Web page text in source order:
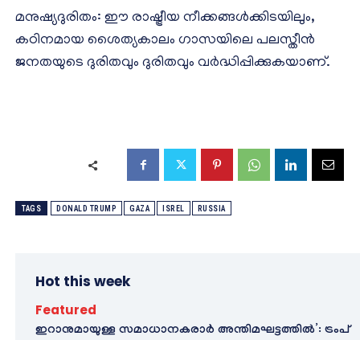
മനുഷ്യദുരിതം: ഈ രാഷ്ട്രീയ നീക്കങ്ങൾക്കിടയിലും,
കഠിനമായ ശൈത്യകാലം ഗാസയിലെ പലസ്തീൻ
ജനതയുടെ ദുരിതവും ദുരിതവും വർദ്ധിപ്പിക്കുകയാണ്.
TAGS DONALD TRUMP GAZA ISREL RUSSIA
Hot this week
Featured
ഇറാനുമായുള്ള സമാധാനകരാർ അന്തിമഘട്ടത്തിൽ‌’: ട്രംപ്